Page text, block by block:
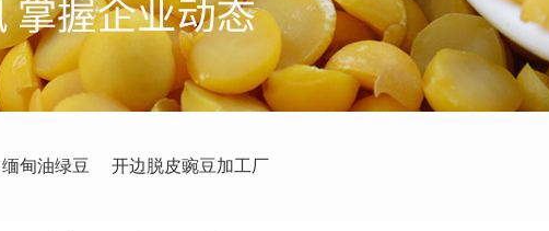
缅甸油绿豆 开边脱皮豌豆加工厂